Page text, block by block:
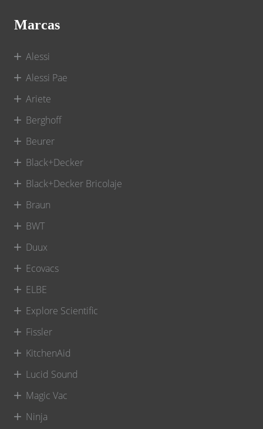
Marcas
Alessi
Alessi Pae
Ariete
Berghoff
Beurer
Black+Decker
Black+Decker Bricolaje
Braun
BWT
Duux
Ecovacs
ELBE
Explore Scientific
Fissler
KitchenAid
Lucid Sound
Magic Vac
Ninja